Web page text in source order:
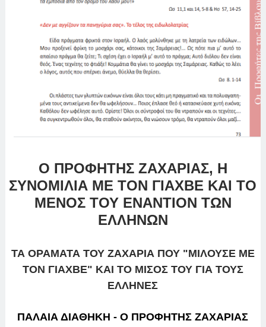
Ο ΠΡΟΦΗΤΗΣ ΖΑΧΑΡΙΑΣ, Η
ΣΥΝΟΜΙΛΙΑ ΜΕ ΤΟΝ ΓΙΑΧΒΕ ΚΑΙ ΤΟ
ΜΕΝΟΣ ΤΟΥ ΕΝΑΝΤΙΟΝ ΤΩΝ
ΕΛΛΗΝΩΝ
ΤΑ ΟΡΑΜΑΤΑ ΤΟΥ ΖΑΧΑΡΙΑ ΠΟΥ "ΜΙΛΟΥΣΕ ΜΕ
ΤΟΝ ΓΙΑΧΒΕ" ΚΑΙ ΤΟ ΜΙΣΟΣ ΤΟΥ ΓΙΑ ΤΟΥΣ
ΕΛΛΗΝΕΣ
ΠΑΛΑΙΑ ΔΙΑΘΗΚΗ - Ο ΠΡΟΦΗΤΗΣ ΖΑΧΑΡΙΑΣ